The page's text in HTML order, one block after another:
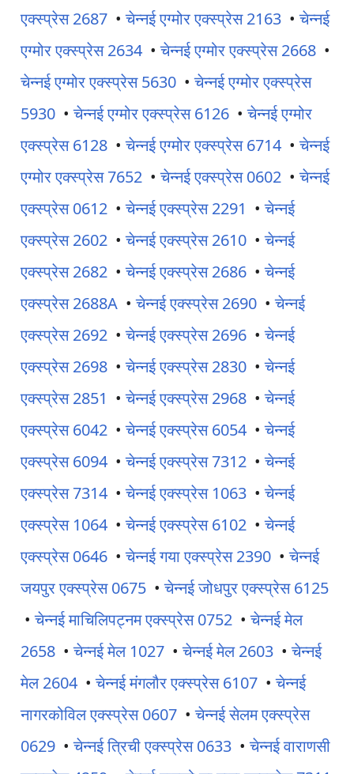
एक्स्प्रेस 2687 •चेन्नई एग्मोर एक्स्प्रेस 2163 •चेन्नई
एग्मोर एक्स्प्रेस 2634 •चेन्नई एग्मोर एक्स्प्रेस 2668 •
चेन्नई एग्मोर एक्स्प्रेस 5630 •चेन्नई एग्मोर एक्स्प्रेस
5930 •चेन्नई एग्मोर एक्स्प्रेस 6126 •चेन्नई एग्मोर
एक्स्प्रेस 6128 •चेन्नई एग्मोर एक्स्प्रेस 6714 •चेन्नई
एग्मोर एक्स्प्रेस 7652 •चेन्नई एक्स्प्रेस 0602 •चेन्नई
एक्स्प्रेस 0612 •चेन्नई एक्स्प्रेस 2291 •चेन्नई
एक्स्प्रेस 2602 •चेन्नई एक्स्प्रेस 2610 •चेन्नई
एक्स्प्रेस 2682 •चेन्नई एक्स्प्रेस 2686 •चेन्नई
एक्स्प्रेस 2688A •चेन्नई एक्स्प्रेस 2690 •चेन्नई
एक्स्प्रेस 2692 •चेन्नई एक्स्प्रेस 2696 •चेन्नई
एक्स्प्रेस 2698 •चेन्नई एक्स्प्रेस 2830 •चेन्नई
एक्स्प्रेस 2851 •चेन्नई एक्स्प्रेस 2968 •चेन्नई
एक्स्प्रेस 6042 •चेन्नई एक्स्प्रेस 6054 •चेन्नई
एक्स्प्रेस 6094 •चेन्नई एक्स्प्रेस 7312 •चेन्नई
एक्स्प्रेस 7314 •चेन्नई एक्स्प्रेस 1063 •चेन्नई
एक्स्प्रेस 1064 •चेन्नई एक्स्प्रेस 6102 •चेन्नई
एक्स्प्रेस 0646 •चेन्नई गया एक्स्प्रेस 2390 •चेन्नई
जयपुर एक्स्प्रेस 0675 •चेन्नई जोधपुर एक्स्प्रेस 6125
•चेन्नई माचिलिपट्नम एक्स्प्रेस 0752 •चेन्नई मेल
2658 •चेन्नई मेल 1027 •चेन्नई मेल 2603 •चेन्नई
मेल 2604 •चेन्नई मंगलौर एक्स्प्रेस 6107 •चेन्नई
नागरकोविल एक्स्प्रेस 0607 •चेन्नई सेलम एक्स्प्रेस
0629 •चेन्नई त्रिची एक्स्प्रेस 0633 •चेन्नई वाराणसी